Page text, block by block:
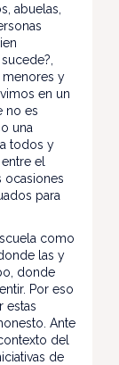
abuelas,
menores y
en un
no es
una
todos y
el
ocasiones
para
como
las y
donde
Por eso
estas
Ante
del
de